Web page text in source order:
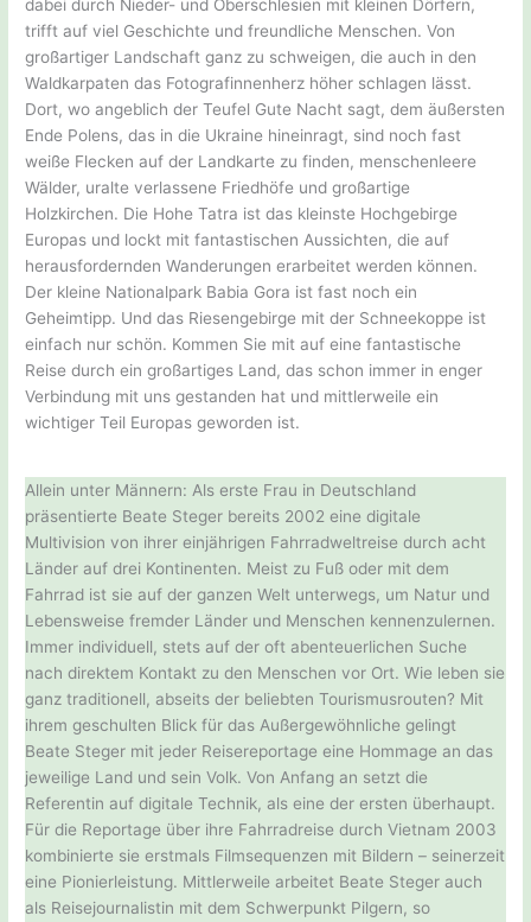
dabei durch Nieder- und Oberschlesien mit kleinen Dörfern,
trifft auf viel Geschichte und freundliche Menschen. Von
großartiger Landschaft ganz zu schweigen, die auch in den
Waldkarpaten das Fotografinnenherz höher schlagen lässt.
Dort, wo angeblich der Teufel Gute Nacht sagt, dem äußersten
Ende Polens, das in die Ukraine hineinragt, sind noch fast
weiße Flecken auf der Landkarte zu finden, menschenleere
Wälder, uralte verlassene Friedhöfe und großartige
Holzkirchen. Die Hohe Tatra ist das kleinste Hochgebirge
Europas und lockt mit fantastischen Aussichten, die auf
herausfordernden Wanderungen erarbeitet werden können.
Der kleine Nationalpark Babia Gora ist fast noch ein
Geheimtipp. Und das Riesengebirge mit der Schneekoppe ist
einfach nur schön. Kommen Sie mit auf eine fantastische
Reise durch ein großartiges Land, das schon immer in enger
Verbindung mit uns gestanden hat und mittlerweile ein
wichtiger Teil Europas geworden ist.
Allein unter Männern: Als erste Frau in Deutschland
präsentierte Beate Steger bereits 2002 eine digitale
Multivision von ihrer einjährigen Fahrradweltreise durch acht
Länder auf drei Kontinenten. Meist zu Fuß oder mit dem
Fahrrad ist sie auf der ganzen Welt unterwegs, um Natur und
Lebensweise fremder Länder und Menschen kennenzulernen.
Immer individuell, stets auf der oft abenteuerlichen Suche
nach direktem Kontakt zu den Menschen vor Ort. Wie leben sie
ganz traditionell, abseits der beliebten Tourismusrouten? Mit
ihrem geschulten Blick für das Außergewöhnliche gelingt
Beate Steger mit jeder Reisereportage eine Hommage an das
jeweilige Land und sein Volk. Von Anfang an setzt die
Referentin auf digitale Technik, als eine der ersten überhaupt.
Für die Reportage über ihre Fahrradreise durch Vietnam 2003
kombinierte sie erstmals Filmsequenzen mit Bildern – seinerzeit
eine Pionierleistung. Mittlerweile arbeitet Beate Steger auch
als Reisejournalistin mit dem Schwerpunkt Pilgern, so